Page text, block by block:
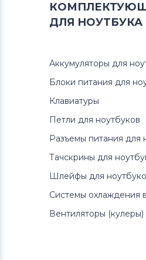
ДЛЯ НОУТБУКА
Аккумуляторы для
Блоки питания для
Клавиатуры
Петли для ноутбуков
Разъемы питания для
Тачскрины для
Шлейфы для
Системы охлаждения
Вентиляторы (кулеры)